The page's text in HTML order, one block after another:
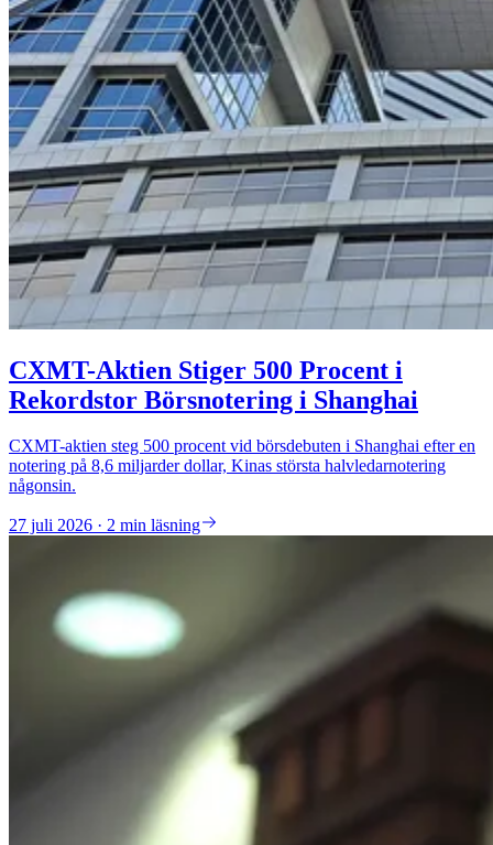
CXMT-Aktien Stiger 500 Procent i
Rekordstor Börsnotering i Shanghai
CXMT-aktien steg 500 procent vid börsdebuten i Shanghai efter en
notering på 8,6 miljarder dollar, Kinas största halvledarnotering
någonsin.
27 juli 2026 · 2 min läsning